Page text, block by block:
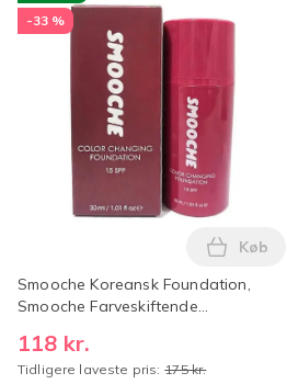
-33 %
Smooche Koreansk Foundation,
Smooche Farveskiftende
118 kr.
Tidligere laveste pris: 175 kr.
Læg
Køb